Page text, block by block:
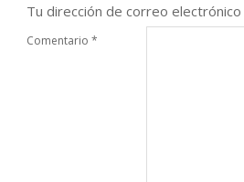
Tu dirección de correo electrónico
Comentario *